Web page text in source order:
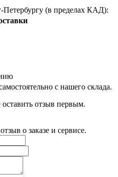
Петербургу (в пределах КАД):
с нашего склада.
отзыв первым.
о заказе и сервисе.